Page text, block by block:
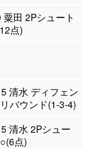
粟田 2Pシュート
点)
清水 ディフェン
バウンド(1-3-4)
清水 2Pシュー
点)